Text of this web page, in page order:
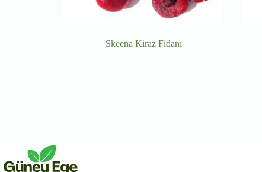
Skeena Kiraz Fidanı